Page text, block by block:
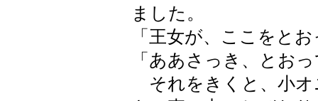
ました。
「王女が、ここをと
「ああさっき、とお
それをきくと、小オ